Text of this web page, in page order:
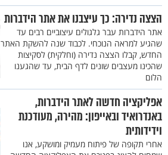
הצצה נדירה: כך עיצבנו את אתר הידברות
אתר הידברות עבר גלגולים עיצוביים רבים עד
שהגיע למראה הנוכחי. לכבוד שנה להשקת האתר
החדש, קבלו הצצה נדירה (וחלקית) לסקיצות
שהכינו מעצבים שונים לדף הבית, עד שהגענו
הלום
אפליקציה חדשה לאתר הידברות,
באנדרואיד ובאייפון: מהירה, מעודכנת
וידידותית
אחרי תקופה של פיתוח מעמיק ומושקע, אנו